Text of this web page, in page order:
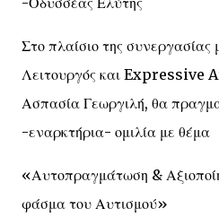
Στο πλαίσιο της συνεργασίας
Λειτουργός και
Ασπασία Γεωργιλή, θα
-εναρκτήρια- ομιλία με θέμα
«Αυτοπραγμάτωση &
φάσμα του Αυτισμού»